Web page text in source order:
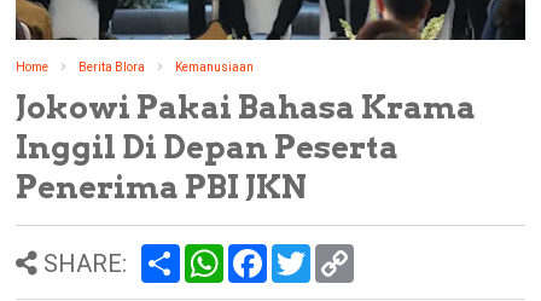
Home Berita Blora Kemanusiaan
Jokowi Pakai Bahasa Krama
Inggil Di Depan Peserta
Penerima PBI JKN
SHARE:
W
w